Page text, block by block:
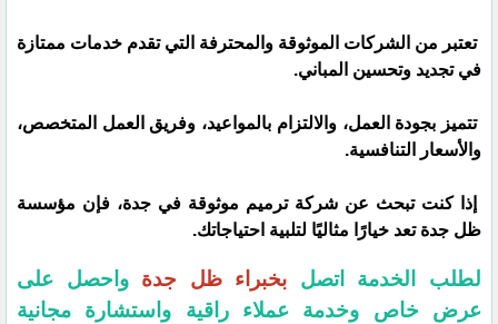
تعتبر من الشركات الموثوقة والمحترفة التي تقدم خدمات ممتازة
في تجديد وتحسين المباني.
تتميز بجودة العمل، والالتزام بالمواعيد، وفريق العمل المتخصص،
والأسعار التنافسية.
إذا كنت تبحث عن شركة ترميم موثوقة في جدة، فإن مؤسسة
ظل جدة تعد خيارًا مثاليًا لتلبية احتياجاتك.
لطلب الخدمة اتصل بخبراء ظل جدة واحصل على
عرض خاص وخدمة عملاء راقية واستشارة مجانية